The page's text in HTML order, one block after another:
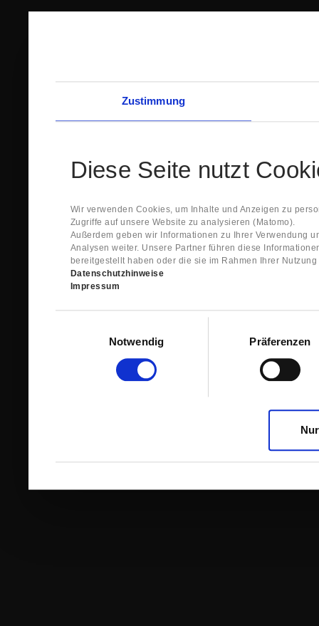
Zustimmung
Diese Seite nutzt
Wir verwenden Cookies, um Inhalte und Anzeigen zu
Zugriffe auf unsere Website zu analysieren (Matomo).
Außerdem geben wir Informationen zu Ihrer Verwendung
Analysen weiter. Unsere Partner führen diese
bereitgestellt haben oder die sie im Rahmen Ihrer
Datenschutzhinweise
Impressum
Notwendig
Präferenzen